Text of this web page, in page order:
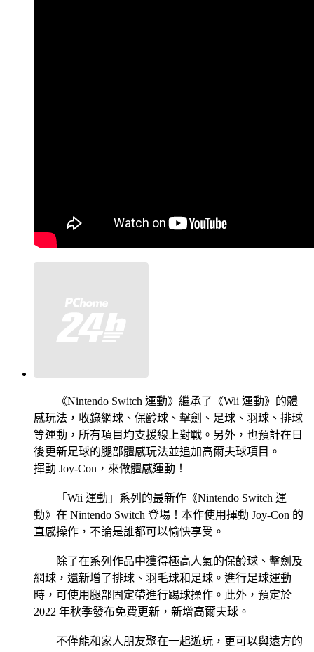
《Nintendo Switch 運動》繼承了《Wii 運動》的體
感玩法，收錄網球、保齡球、擊劍、足球、羽球、排球
等運動，所有項目均支援線上對戰。另外，也預計在日
後更新足球的腿部體感玩法並追加高爾夫球項目。
揮動 Joy-Con，來做體感運動！
「Wii 運動」系列的最新作《Nintendo Switch 運
動》在 Nintendo Switch 登場！本作使用揮動 Joy-Con 的
直感操作，不論是誰都可以愉快享受。
除了在系列作品中獲得極高人氣的保齡球、擊劍及
網球，還新增了排球、羽毛球和足球。進行足球運動
時，可使用腿部固定帶進行踢球操作。此外，預定於
2022 年秋季發布免費更新，新增高爾夫球。
不僅能和家人朋友聚在一起遊玩，更可以與遠方的